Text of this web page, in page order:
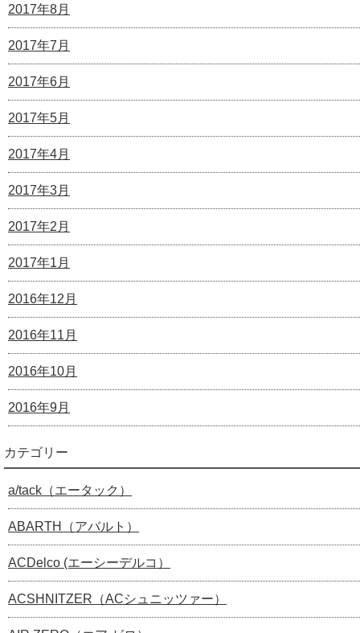
2017年8月
2017年7月
2017年6月
2017年5月
2017年4月
2017年3月
2017年2月
2017年1月
2016年12月
2016年11月
2016年10月
2016年9月
カテゴリー
a/tack（エータック）
ABARTH（アバルト）
ACDelco (エーシーデルコ）
ACSHNITZER（ACシュニッツァー）